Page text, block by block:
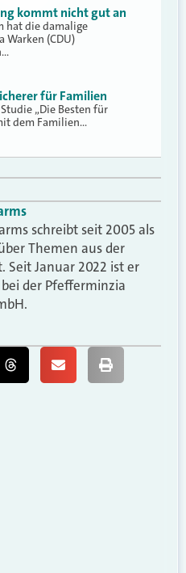
kommt nicht gut an
hat die damalige
(CDU)
für Familien
„Die Besten für
dem Familien…
schreibt seit 2005 als
Themen aus der
Seit Januar 2022 ist er
der Pfefferminzia